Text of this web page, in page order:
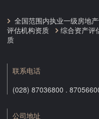
全国范围内执业一级房地
评估机构资质
综合资产评
质
联系电话
(028) 87036800 .
公司地址